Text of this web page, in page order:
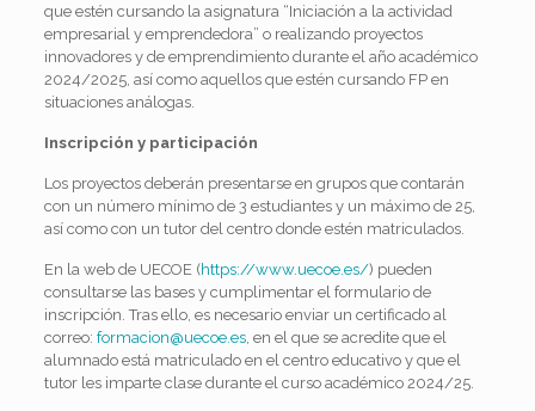
que estén cursando la asignatura “Iniciación a la actividad
empresarial y emprendedora” o realizando proyectos
innovadores y de emprendimiento durante el año académico
2024/2025, así como aquellos que estén cursando FP en
situaciones análogas.
Inscripción y participación
Los proyectos deberán presentarse en grupos que contarán
con un número mínimo de 3 estudiantes y un máximo de 25,
así como con un tutor del centro donde estén matriculados.
En la web de UECOE (https://www.uecoe.es/) pueden
consultarse las bases y cumplimentar el formulario de
inscripción. Tras ello, es necesario enviar un certificado al
correo: formacion@uecoe.es, en el que se acredite que el
alumnado está matriculado en el centro educativo y que el
tutor les imparte clase durante el curso académico 2024/25.